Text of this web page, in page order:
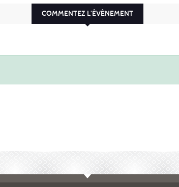
COMMENTEZ L’ÉVÈNEMENT